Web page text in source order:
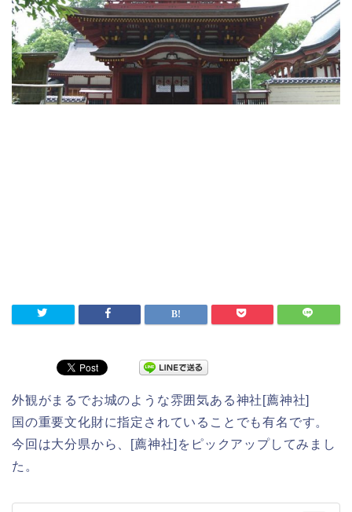
外観がまるでお城のような雰囲気ある神社[薦神社]
国の重要文化財に指定されていることでも有名です。
今回は大分県から、[薦神社]をピックアップしてみまし
た。